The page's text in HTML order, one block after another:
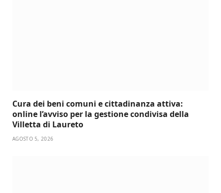
Cura dei beni comuni e cittadinanza attiva:
online l’avviso per la gestione condivisa della
Villetta di Laureto
AGOSTO 5, 2026